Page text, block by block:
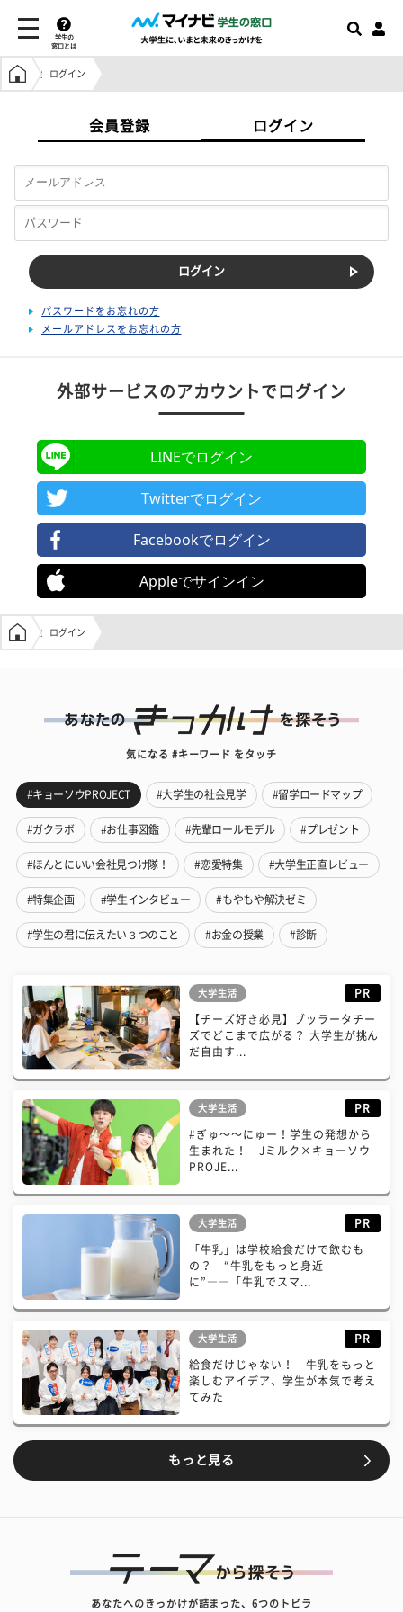
学生の
窓口とは
学生の窓口トップ
ログイン
会員登録 ログイン
パスワードをお忘れの方
メールアドレスをお忘れの方
外部サービスのアカウントでログイン
LINEでログイン
Twitterでログイン
Facebookでログイン
Appleでサインイン
学生の窓口トップ
ログイン
気になる #キーワード をタッチ
#キョーソウPROJECT #大学生の社会見学 #留学ロードマップ
#ガクラボ #お仕事図鑑 #先輩ロールモデル #プレゼント
#ほんとにいい会社見つけ隊！ #恋愛特集 #大学生正直レビュー
#特集企画 #学生インタビュー #もやもや解決ゼミ
#学生の君に伝えたい３つのこと #お金の授業 #診断
大学生活 PR
【チーズ好き必見】ブッラータチー
ズでどこまで広がる？ 大学生が挑ん
だ自由す...
大学生活 PR
#ぎゅ〜〜にゅー！学生の発想から
生まれた！ Jミルク×キョーソウ
PROJE...
大学生活 PR
「牛乳」は学校給食だけで飲むも
の？ “牛乳をもっと身近
に”――「牛乳でスマ...
大学生活 PR
給食だけじゃない！ 牛乳をもっと
楽しむアイデア、学生が本気で考え
てみた
もっと見る
あなたへのきっかけが詰まった、6つのトビラ